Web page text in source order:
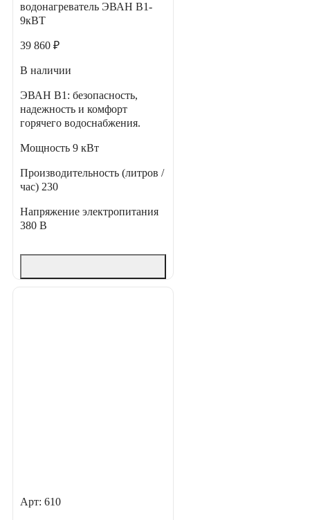
водонагреватель ЭВАН В1-
9кВТ
39 860 ₽
В наличии
ЭВАН В1: безопасность,
надежность и комфорт
горячего водоснабжения.
Мощность 9 кВт
Производительность (литров /
час) 230
Напряжение электропитания
380 В
Арт: 610